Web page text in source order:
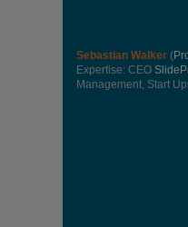
Sebastian Walker (
Expertise: CEO
Management, Start